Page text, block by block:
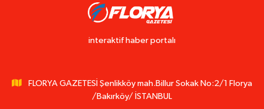
interaktif haber portalı
FLORYA GAZETESİ Şenlikköy mah.Billur Sokak No:2/1 Florya
/Bakırköy/ İSTANBUL